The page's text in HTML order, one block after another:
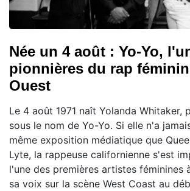
Née un 4 août : Yo-Yo,
pionnières du rap
Ouest
Le 4 août 1971 naît Yolanda Whitaker,
sous le nom de Yo-Yo. Si elle n'a
même exposition médiatique que
Lyte, la rappeuse californienne s'est
l'une des premières artistes féminines
sa voix sur la scène West Coast au